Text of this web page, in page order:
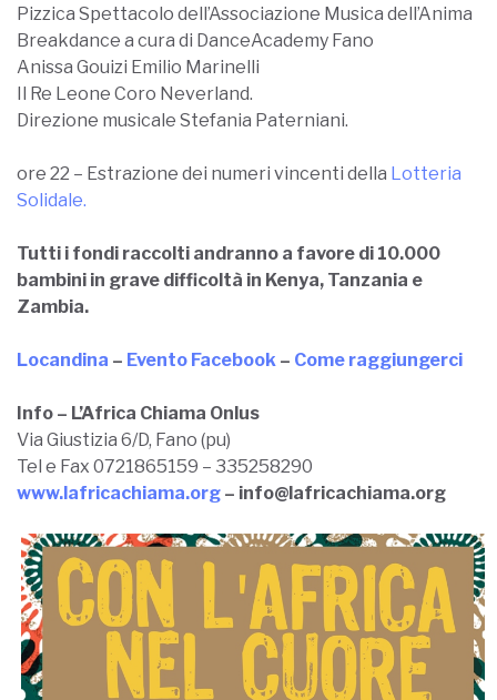
Pizzica Spettacolo dell’Associazione Musica dell’Anima
Breakdance a cura di DanceAcademy Fano
Anissa Gouizi Emilio Marinelli
Il Re Leone Coro Neverland.
Direzione musicale Stefania Paterniani.
ore 22 – Estrazione dei numeri vincenti della Lotteria
Solidale.
Tutti i fondi raccolti andranno a favore di 10.000
bambini in grave difficoltà in Kenya, Tanzania e
Zambia.
Locandina – Evento Facebook – Come raggiungerci
Info – L’Africa Chiama Onlus
Via Giustizia 6/D, Fano (pu)
Tel e Fax 0721865159 – 335258290
www.lafricachiama.org – info@lafricachiama.org